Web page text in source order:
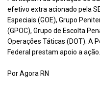
efetivo extra acionado pela
Especiais (GOE), Grupo
(GPOC), Grupo de Escolta
Operações Táticas (DOT). A
Federal prestam apoio a ação.
Por Agora RN